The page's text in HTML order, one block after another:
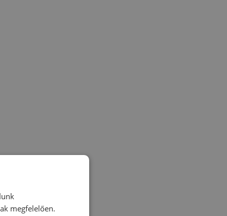
megfelelően.